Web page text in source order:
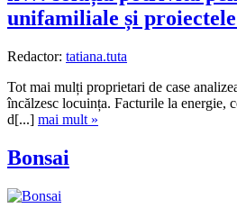
unifamiliale și
Redactor: tatiana.tuta
Tot mai mulți proprietari de case
încălzesc locuința. Facturile la energie,
d[...] mai mult »
Bonsai